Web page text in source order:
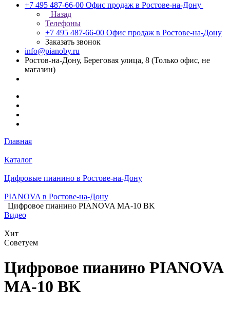
+7 495 487-66-00 Офис продаж в Ростове-на-Дону
Назад
Телефоны
+7 495 487-66-00 Офис продаж в Ростове-на-Дону
Заказать звонок
info@pianoby.ru
Ростов-на-Дону, Береговая улица, 8 (Только офис, не
магазин)
Главная
Каталог
Цифровые пианино в Ростове-на-Дону
PIANOVA в Ростове-на-Дону
Цифровое пианино PIANOVA MA-10 BK
Видео
Хит
Советуем
Цифровое пианино PIANOVA
MA-10 BK